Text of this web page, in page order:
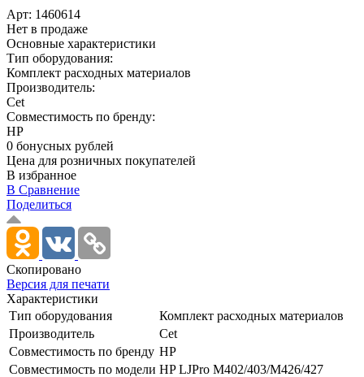
Арт: 1460614
Нет в продаже
Основные характеристики
Тип оборудования:
Комплект расходных материалов
Производитель:
Cet
Совместимость по бренду:
HP
0 бонусных рублей
Цена для розничных покупателей
В избранное
В Сравнение
Поделиться
Скопировано
Версия для печати
Характеристики
Тип оборудования
Комплект расходных материалов
Производитель
Cet
Совместимость по бренду HP
Совместимость по модели HP LJPro M402/­403/­M426/­427